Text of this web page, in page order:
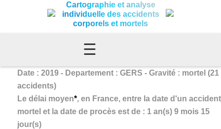
Cartographie et analyse
individuelle des accidents
corporels et mortels
☰
Date : 2019 - Departement : GERS - Gravité : mortel (21
accidents)
Le délai moyen*, en France, entre la date d'un accident
mortel et la date de procès est de : 1 an(s) 9 mois 15
jour(s)